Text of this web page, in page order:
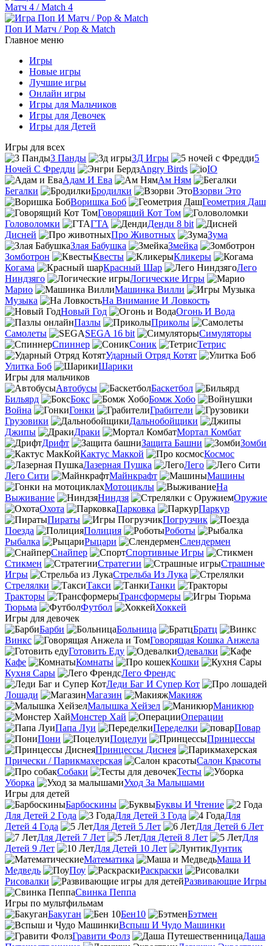
Матч 4 / Match 4
Поп И Матч / Pop & Match
Главное меню
Игры
Новые игры
Лучшие игры
Онлайн игры
Игры для Мальчиков
Игры для Девочек
Игры для Детей
Игры для всех
3 Панды
3Д Игры
5
Ночей С Фредди
Angry Birds
IO
Адам И Ева
Ам Ням
Бегалки
Бродилки
Взорви Это
Воришка Боб
Геометрия Даш
Говорящий Кот Том
Головоломки
ГТА
Денди 8 bit
Дисней
Про Животных
Зума
Злая Бабушка
Змейка
Зомботрон
Квесты
Кликеры
Когама
Красный Шар
Лего
Ниндзяго
Логические Игры
Марио
Машинка Вилли
Музыка
На Внимание И Ловкость
Новый Год
Огонь И Вода
Пазлы
Приколы
Самолеты
SEGA 16 bit
Симуляторы
Спиннер
Соник
Тетрис
Ударный Отряд Котят
Улитка Боб
Шарики
Игры для мальчиков
Автобусы
Баскетбол
Бильярд
Бокс
Бомж Хобо
Война
Гонки
Грабители
Грузовики
Дальнобойщики
Джипы
Драки
Мортал Комбат
Дрифт
Защита Башни
Зомби
Кактус Маккой
Космос
Лазерная Пушка
Лего
Лего Сити
Майнкрафт
Машины
Мотоциклы
На
Выживание
Ниндзя
Оружие
Охота
Парковка
Паркур
Пираты
Погрузчик
Поезда
Полиция
Роботы
Рыбалка
Рыцари
Слендермен
Снайпер
Спортивные Игры
Стикмен
Стратегии
Страшные
Игры
Стрельба Из Лука
Стрелялки
Такси
Танки
Тракторы
Трансформеры
Тюрьма
Футбол
Хоккей
Игры для девочек
Барби
Больница
Братц
Винкс
Говорящая Кошка Анжела
Готовить Еду
Одевалки
Кафе
Комнаты
Кошки
Кухня Сары
Лего Френдс
Леди Баг И Супер Кот
Лошади
Магазин
Макияж
Малышка Хейзел
Маникюр
Монстер Хай
Операции
Папа Луи
Переделки
Повар
Пони
Поцелуи
Принцессы
Принцессы Диснея
Прически / Парикмахерская
Салон Красоты
Собаки
Тесты
Уборка
Уход За Малышами
Игры для детей
Барбоскины
Буквы И Чтение
Для Детей 2 Года
Для Детей 3 Года
Для
Детей 4 Года
Для Детей 5 Лет
Для Детей 6 Лет
Для Детей 7 Лет
Для Детей 8 Лет
Для
Детей 9 Лет
Для Детей 10 Лет
Лунтик
Математика
Маша И
Медведь
Поу
Раскраски
Рисовалки
Развивающие Игры
Свинка Пеппа
Игры по мультфильмам
Бакуган
Бен10
Бэтмен
Вспыш И Чудо Машинки
Гравити Фолз
Даша